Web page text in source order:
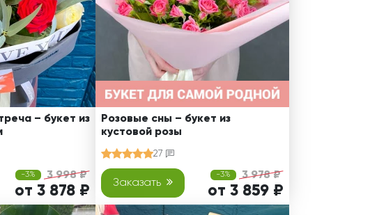
– букет из
-3% 3 998 ₽
от 3 878 ₽
Розовые сны – букет из
кустовой розы
27
Заказать
-3% 3 978 ₽
от 3 859 ₽